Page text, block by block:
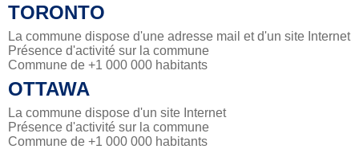
TORONTO
La commune dispose d'une adresse mail et d'un site Internet
Présence d'activité sur la commune
Commune de +1 000 000 habitants
OTTAWA
La commune dispose d'un site Internet
Présence d'activité sur la commune
Commune de +1 000 000 habitants